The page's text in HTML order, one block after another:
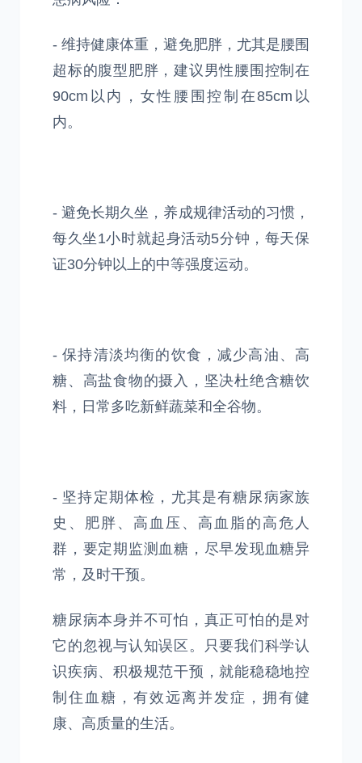
- 维持健康体重，避免肥胖，尤其是腰围
超标的腹型肥胖，建议男性腰围控制在
90cm以内，女性腰围控制在85cm以
内。
- 避免长期久坐，养成规律活动的习惯，
每久坐1小时就起身活动5分钟，每天保
证30分钟以上的中等强度运动。
- 保持清淡均衡的饮食，减少高油、高
糖、高盐食物的摄入，坚决杜绝含糖饮
料，日常多吃新鲜蔬菜和全谷物。
- 坚持定期体检，尤其是有糖尿病家族
史、肥胖、高血压、高血脂的高危人
群，要定期监测血糖，尽早发现血糖异
常，及时干预。
糖尿病本身并不可怕，真正可怕的是对
它的忽视与认知误区。只要我们科学认
识疾病、积极规范干预，就能稳稳地控
制住血糖，有效远离并发症，拥有健
康、高质量的生活。